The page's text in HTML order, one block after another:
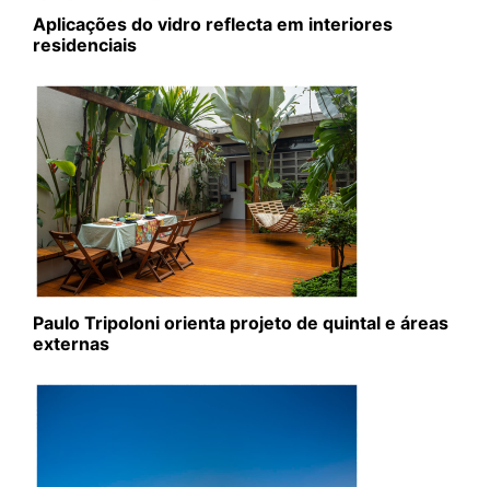
Aplicações do vidro reflecta em interiores
residenciais
Paulo Tripoloni orienta projeto de quintal e áreas
externas